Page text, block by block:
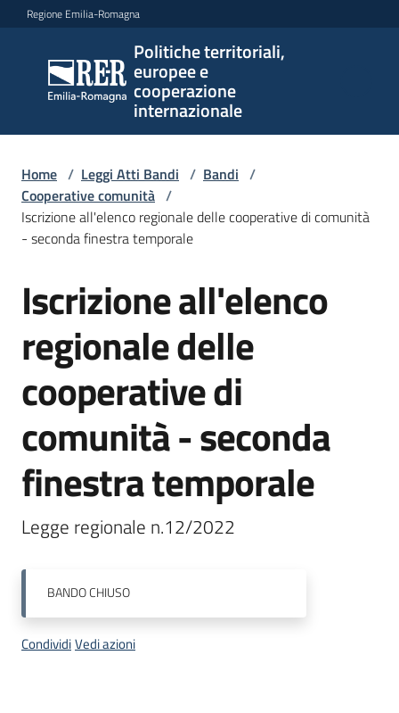
Vai al contenuto
Vai alla navigazione
Vai al footer
Regione Emilia-Romagna
Politiche territoriali,
europee e
cooperazione
internazionale
Politiche
territoriali,
europee e
cooperazione
Argomenti
Novità
Servizi
Atti
Bandi
Menu selezionato
Programmi
Home / Leggi Atti Bandi / Bandi /
Cooperative comunità /
Iscrizione all'elenco regionale delle cooperative di comunità
- seconda finestra temporale
Salta al contenuto
Iscrizione all'elenco
regionale delle
cooperative di
comunità - seconda
finestra temporale
Legge regionale n.12/2022
BANDOCHIUSO
CondividiVedi azioni